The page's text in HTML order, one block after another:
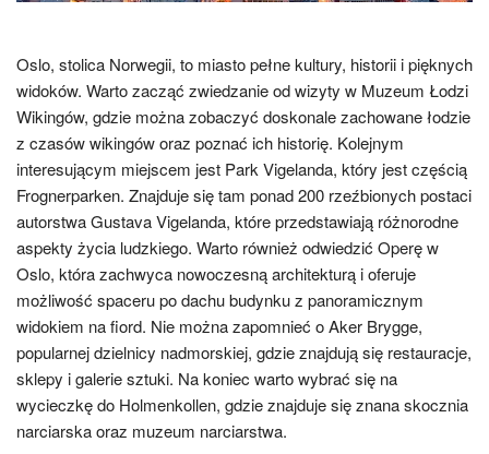
Oslo, stolica Norwegii, to miasto pełne kultury, historii i pięknych
widoków. Warto zacząć zwiedzanie od wizyty w Muzeum Łodzi
Wikingów, gdzie można zobaczyć doskonale zachowane łodzie
z czasów wikingów oraz poznać ich historię. Kolejnym
interesującym miejscem jest Park Vigelanda, który jest częścią
Frognerparken. Znajduje się tam ponad 200 rzeźbionych postaci
autorstwa Gustava Vigelanda, które przedstawiają różnorodne
aspekty życia ludzkiego. Warto również odwiedzić Operę w
Oslo, która zachwyca nowoczesną architekturą i oferuje
możliwość spaceru po dachu budynku z panoramicznym
widokiem na fiord. Nie można zapomnieć o Aker Brygge,
popularnej dzielnicy nadmorskiej, gdzie znajdują się restauracje,
sklepy i galerie sztuki. Na koniec warto wybrać się na
wycieczkę do Holmenkollen, gdzie znajduje się znana skocznia
narciarska oraz muzeum narciarstwa.